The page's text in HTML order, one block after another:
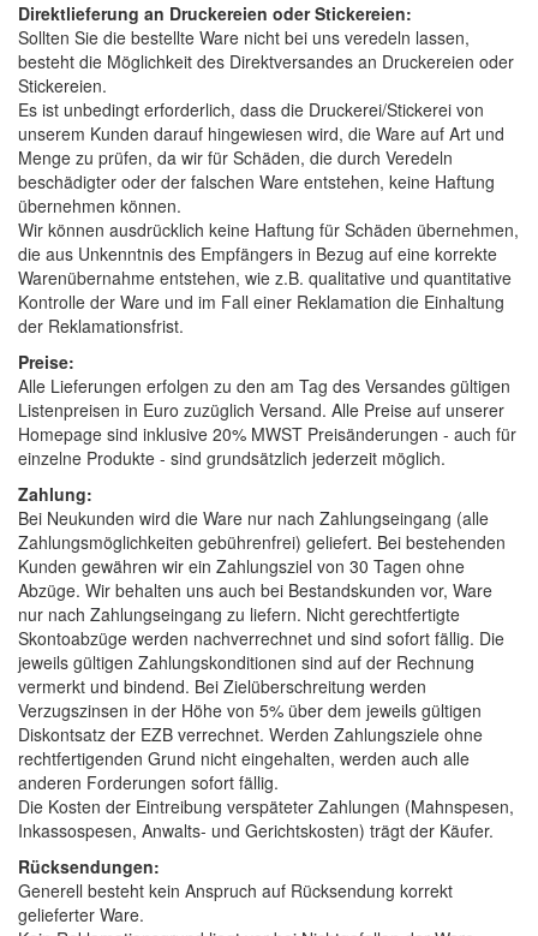
Direktlieferung an Druckereien oder Stickereien:
Sollten Sie die bestellte Ware nicht bei uns veredeln lassen,
besteht die Möglichkeit des Direktversandes an Druckereien oder
Stickereien.
Es ist unbedingt erforderlich, dass die Druckerei/Stickerei von
unserem Kunden darauf hingewiesen wird, die Ware auf Art und
Menge zu prüfen, da wir für Schäden, die durch Veredeln
beschädigter oder der falschen Ware entstehen, keine Haftung
übernehmen können.
Wir können ausdrücklich keine Haftung für Schäden übernehmen,
die aus Unkenntnis des Empfängers in Bezug auf eine korrekte
Warenübernahme entstehen, wie z.B. qualitative und quantitative
Kontrolle der Ware und im Fall einer Reklamation die Einhaltung
der Reklamationsfrist.
Preise:
Alle Lieferungen erfolgen zu den am Tag des Versandes gültigen
Listenpreisen in Euro zuzüglich Versand. Alle Preise auf unserer
Homepage sind inklusive 20% MWST Preisänderungen - auch für
einzelne Produkte - sind grundsätzlich jederzeit möglich.
Zahlung:
Bei Neukunden wird die Ware nur nach Zahlungseingang (alle
Zahlungsmöglichkeiten gebührenfrei) geliefert. Bei bestehenden
Kunden gewähren wir ein Zahlungsziel von 30 Tagen ohne
Abzüge. Wir behalten uns auch bei Bestandskunden vor, Ware
nur nach Zahlungseingang zu liefern. Nicht gerechtfertigte
Skontoabzüge werden nachverrechnet und sind sofort fällig. Die
jeweils gültigen Zahlungskonditionen sind auf der Rechnung
vermerkt und bindend. Bei Zielüberschreitung werden
Verzugszinsen in der Höhe von 5% über dem jeweils gültigen
Diskontsatz der EZB verrechnet. Werden Zahlungsziele ohne
rechtfertigenden Grund nicht eingehalten, werden auch alle
anderen Forderungen sofort fällig.
Die Kosten der Eintreibung verspäteter Zahlungen (Mahnspesen,
Inkassospesen, Anwalts- und Gerichtskosten) trägt der Käufer.
Rücksendungen:
Generell besteht kein Anspruch auf Rücksendung korrekt
gelieferter Ware.